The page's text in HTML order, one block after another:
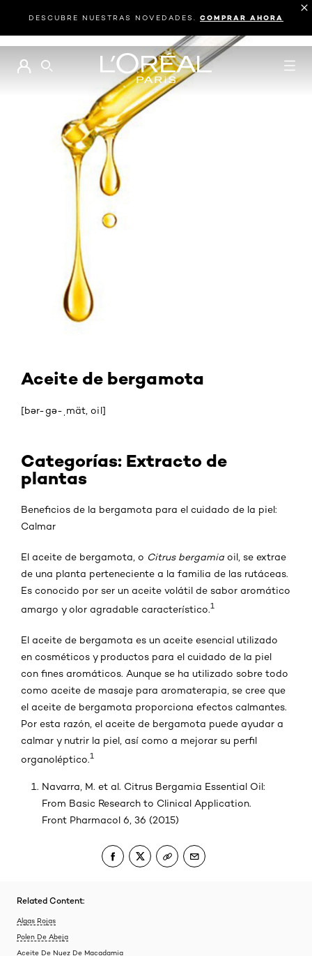
DESCUBRE NUESTRAS NOVEDADES. COMPRAR AHORA
BUSCAR
Aceite de bergamota
[bər-gə-ˌmät, oil]
Categorías: Extracto de
plantas
Beneficios de la bergamota para el cuidado de la piel:
Calmar
El aceite de bergamota, o Citrus bergamia oil, se extrae
de una planta perteneciente a la familia de las rutáceas.
Es conocido por ser un aceite volátil de sabor aromático
amargo y olor agradable característico.1
El aceite de bergamota es un aceite esencial utilizado
en cosméticos y productos para el cuidado de la piel
con fines aromáticos. Aunque se ha utilizado sobre todo
como aceite de masaje para aromaterapia, se cree que
el aceite de bergamota proporciona efectos calmantes.
Por esta razón, el aceite de bergamota puede ayudar a
calmar y nutrir la piel, así como a mejorar su perfil
organoléptico.1
Navarra, M. et al. Citrus Bergamia Essential Oil:
From Basic Research to Clinical Application.
Front Pharmacol 6, 36 (2015)
Related Content:
Algas Rojas
Polen De Abeja
Aceite De Nuez De Macadamia